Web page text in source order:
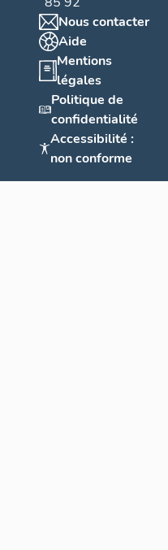
Nous contacter
Aide
Mentions
légales
Politique de
confidentialité
Accessibilité :
non conforme